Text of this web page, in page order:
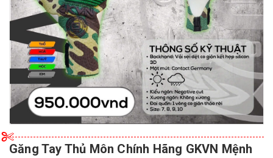
Găng Tay Thủ Môn Chính Hãng GKVN Mệnh